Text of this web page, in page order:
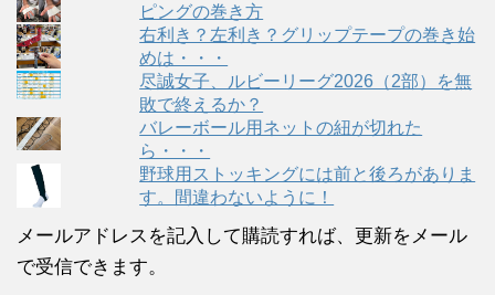
ピングの巻き方
右利き？左利き？グリップテープの巻き始
めは・・・
尽誠女子、ルビーリーグ2026（2部）を無
敗で終えるか？
バレーボール用ネットの紐が切れた
ら・・・
野球用ストッキングには前と後ろがありま
す。間違わないように！
メールアドレスを記入して購読すれば、更新をメール
で受信できます。